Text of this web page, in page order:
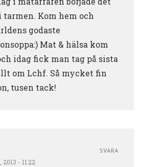
tarmen. Kom hem och
godaste
Mat & hälsa kom
idag fick man tag på sista
om Lchf. Så mycket fin
tusen tack!
- 11:22
SVARA